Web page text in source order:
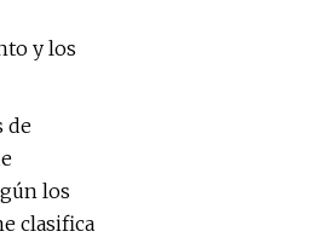
y los
de
los
clasifica